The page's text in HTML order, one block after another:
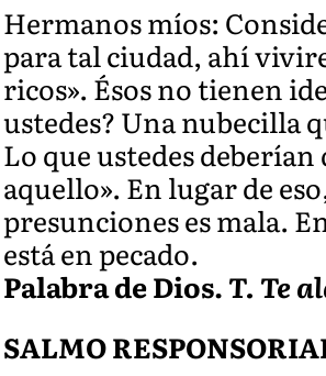
Hermanos míos:
para tal ciudad, ahí
ricos». Ésos no tienen
ustedes? Una nubecilla
Lo que ustedes
aquello». En lugar de
presunciones es mala.
está en pecado.
Palabra de Dios.T. Te
SALMO